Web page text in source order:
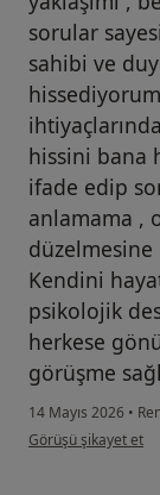
sorular
sahibi ve
hissini bana
ifade edip
anlamama ,
düzelmesine
Kendini
psikolojik
herkese
görüşme
14 Mayıs 2026 •
kullanıcının
Görüşü şikayet et